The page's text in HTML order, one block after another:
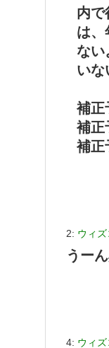
内で
は、
ない
いな
補正
補正
補正
2: ウィ
うー
4: ウィ